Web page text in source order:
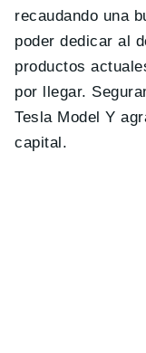
recaudando una
poder dedicar al
productos
por llegar.
Tesla Model Y
capital.